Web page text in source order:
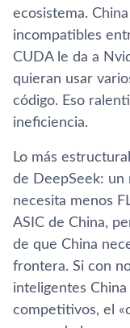
ecosistema.
incompatibles
CUDA le da a
quieran usar
código. Eso
ineficiencia.
Lo más
de DeepSeek: un
necesita menos
ASIC de China,
de que China
frontera. Si con
inteligentes
competitivos, el